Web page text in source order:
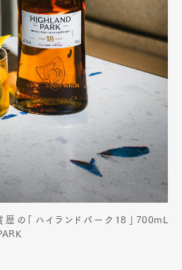
の「ハイランドパーク18」700mL